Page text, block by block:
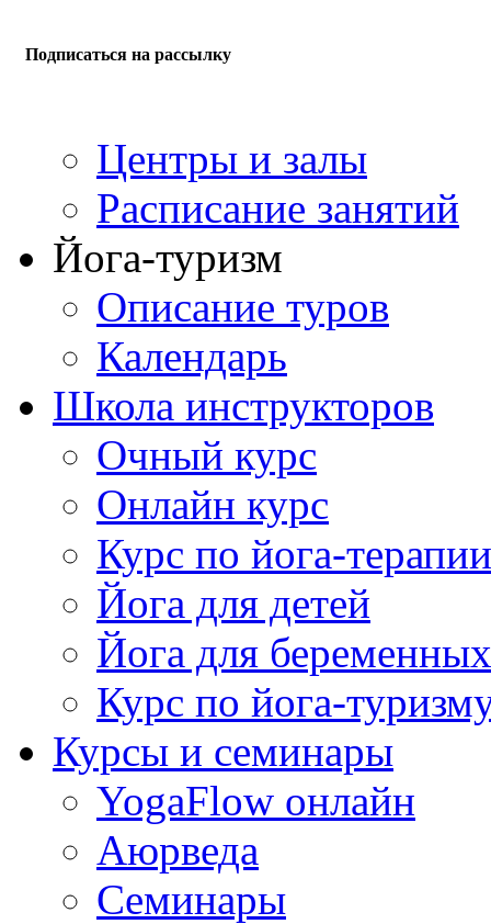
Подписаться на рассылку
Центры и залы
Расписание занятий
Йога-туризм
Описание туров
Календарь
Школа инструкторов
Очный курс
Онлайн курс
Курс по йога-терапии
Йога для детей
Йога для беременных
Курс по йога-
Курсы и семинары
YogaFlow онлайн
Аюрведа
Семинары